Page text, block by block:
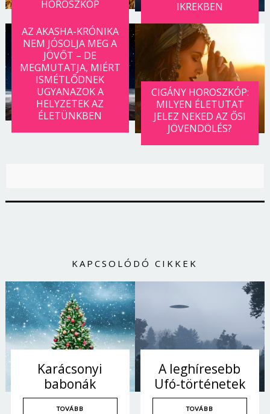
HOROSZKÓP
IKREKBEN
AZ AKASHA-KRÓNIKA
NEM JÓSOLJA MEG A
JÖVŐT – DE
MEGMUTATJA, MIÉRT
ISMÉTLŐDNEK
UGYANAZOK A
HELYZETEK AZ
ÉLETÜNKBEN
CIGÁNY HOROSZKÓP:
MILYEN ÉLETUTAT
JELEZ NEKED AZ ŐSI
JÖVENDÖLÉS?
KAPCSOLÓDÓ CIKKEK
Karácsonyi
babonák
TOVÁBB
A leghíresebb
Ufó-történetek
TOVÁBB
Borsonline bejelentkezés
E-mail cím vagy felhasználónév